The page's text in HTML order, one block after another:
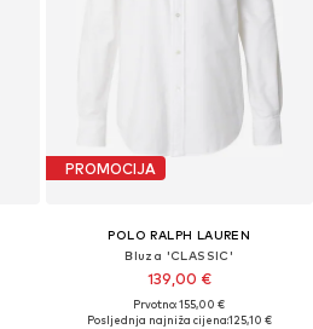
PROMOCIJA
POLO RALPH LAUREN
Bluza 'CLASSIC'
139,00 €
Prvotno: 155,00 €
Posljednja najniža cijena:125,10 €